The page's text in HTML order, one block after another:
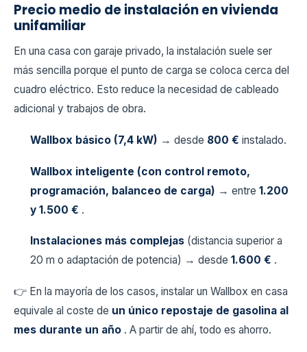
Precio medio de instalación en vivienda
unifamiliar
En una casa con garaje privado, la instalación suele ser
más sencilla porque el punto de carga se coloca cerca del
cuadro eléctrico. Esto reduce la necesidad de cableado
adicional y trabajos de obra.
Wallbox básico (7,4 kW) → desde 800 € instalado.
Wallbox inteligente (con control remoto,
programación, balanceo de carga) → entre 1.200
y 1.500 € .
Instalaciones más complejas (distancia superior a
20 m o adaptación de potencia) → desde 1.600 € .
👉 En la mayoría de los casos, instalar un Wallbox en casa
equivale al coste de un único repostaje de gasolina al
mes durante un año . A partir de ahí, todo es ahorro.